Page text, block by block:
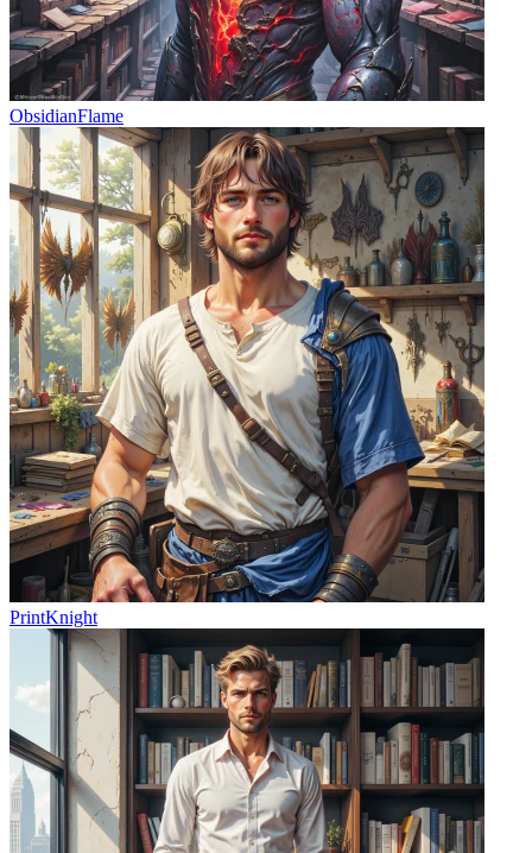
ObsidianFlame
PrintKnight